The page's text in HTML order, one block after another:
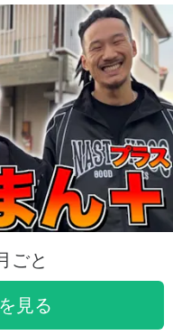
ごと
見る